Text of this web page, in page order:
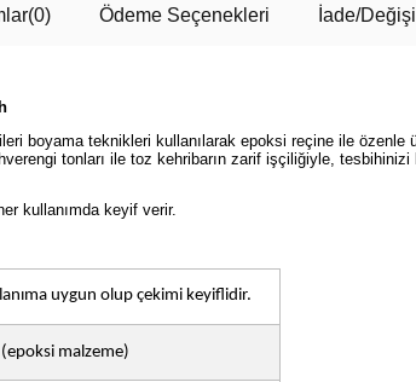
(0) Ödeme Seçenekleri İade/
boyama teknikleri kullanılarak epoksi reçine ile
tonları ile toz kehribarın zarif işçiliğiyle, tesbihinizi
kullanımda keyif verir.
uygun olup çekimi keyiflidir.
malzeme)